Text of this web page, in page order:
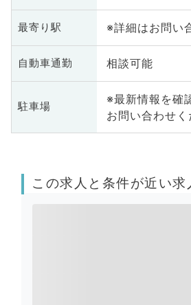
最寄り駅 ※詳細はお問い
自動車通勤 相談可能
駐車場
※最新情報を確
お問い合わせく
この求人と条件が近い求